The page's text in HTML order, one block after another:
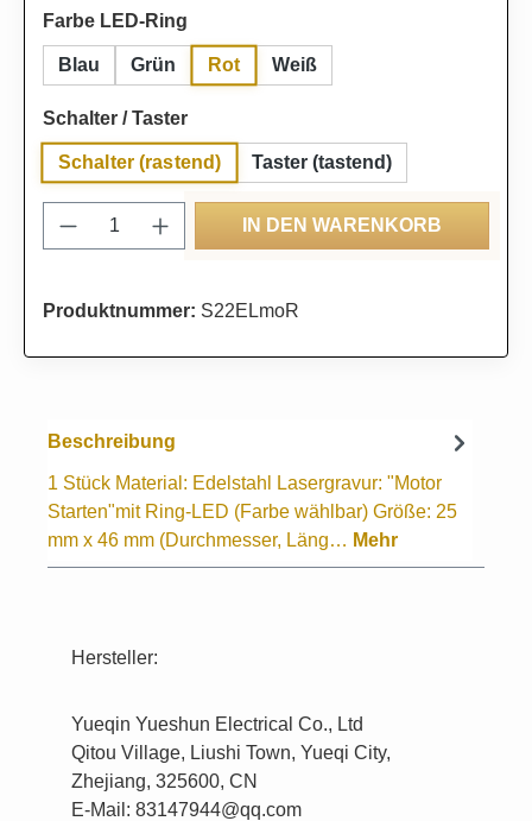
Farbe LED-Ring
Blau Grün Rot Weiß
Schalter / Tasterauswählen
Schalter (rastend) Taster (tastend)
Produkt Anzahl: Gib den gewünschten
IN DEN WARENKORB
Produktnummer: S22ELmoR
Beschreibung
1 Stück Material: Edelstahl Lasergravur: "Motor
Starten"mit Ring-LED (Farbe wählbar) Größe: 25
mm x 46 mm (Durchmesser, Läng… Mehr
Hersteller:
Yueqin Yueshun Electrical Co., Ltd
Qitou Village, Liushi Town, Yueqi City,
Zhejiang, 325600, CN
E-Mail: 83147944@qq.com